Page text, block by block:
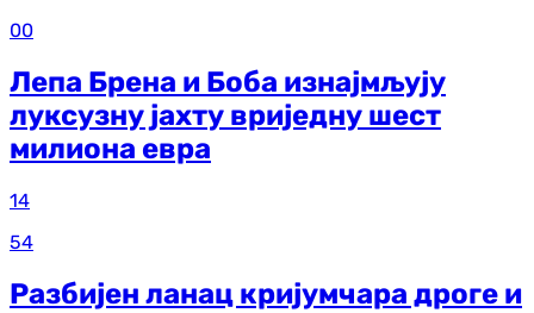
00
Лепа Брена и Боба изнајмљују
луксузну јахту вриједну шест
милиона евра
14
54
Разбијен ланац кријумчара дроге и